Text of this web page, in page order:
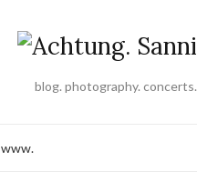
blog. photography. concerts.
www.